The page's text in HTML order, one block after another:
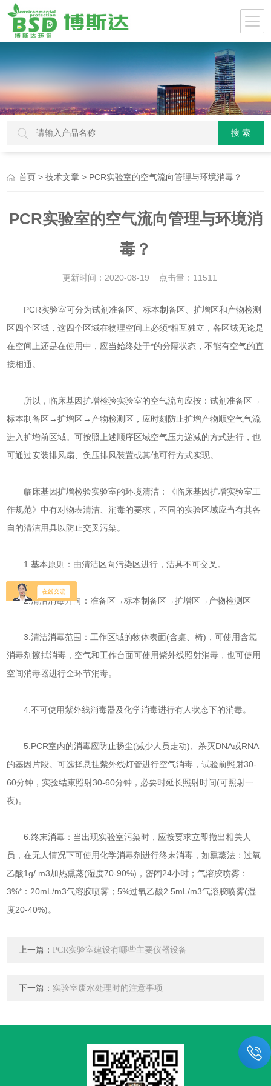
首页 >技术文章 > PCR实验室的空气流向管理与环境消毒？
PCR实验室的空气流向管理与环境消
毒？
更新时间：2020-08-19 点击量： 11511
PCR实验室可分为试剂准备区、标本制备区、扩增区和产物检测
区四个区域，这四个区域在物理空间上必须*相互独立，各区域无论是
在空间上还是在使用中，应当始终处于*的分隔状态，不能有空气的直
接相通。
所以，临床基因扩增检验实验室的空气流向应按：试剂准备区→
标本制备区→扩增区→产物检测区，应时刻防止扩增产物顺空气气流
进入扩增前区域。可按照上述顺序区域空气压力递减的方式进行，也
可通过安装排风扇、负压排风装置或其他可行方式实现。
临床基因扩增检验实验室的环境清洁：《临床基因扩增实验室工
作规范》中有对物表清洁、消毒的要求，不同的实验区域应当有其各
自的清洁用具以防止交叉污染。
1.基本原则：由清洁区向污染区进行，洁具不可交叉。
2.清洁消毒方向：准备区→标本制备区→扩增区→产物检测区
3.清洁消毒范围：工作区域的物体表面(含桌、椅)，可使用含氯
消毒剂擦拭消毒，空气和工作台面可使用紫外线照射消毒，也可使用
空间消毒器进行全环节消毒。
4.不可使用紫外线消毒器及化学消毒进行有人状态下的消毒。
5.PCR室内的消毒应防止扬尘(减少人员走动)、杀灭DNA或RNA
的基因片段。可选择悬挂紫外线灯管进行空气消毒，试验前照射30-
60分钟，实验结束照射30-60分钟，必要时延长照射时间(可照射一
夜)。
6.终末消毒：当出现实验室污染时，应按要求立即撤出相关人
员，在无人情况下可使用化学消毒剂进行终末消毒，如熏蒸法：过氧
乙酸1g/ m3加热熏蒸(湿度70-90%)，密闭24小时；气溶胶喷雾：
3%*：20mL/m3气溶胶喷雾；5%过氧乙酸2.5mL/m3气溶胶喷雾(湿
度20-40%)。
上一篇： PCR实验室建设有哪些主要仪器设备
下一篇： 实验室废水处理时的注意事项